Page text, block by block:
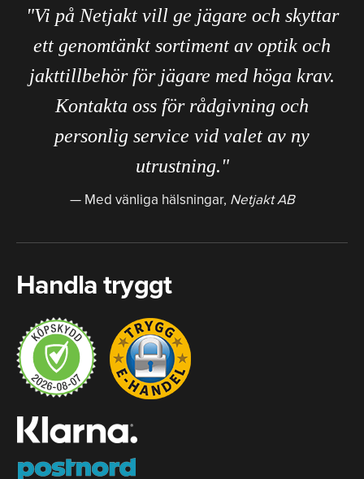
"Vi på Netjakt vill ge jägare och skyttar
ett genomtänkt sortiment av optik och
jakttillbehör för jägare med höga krav.
Kontakta oss för rådgivning och
personlig service vid valet av ny
utrustning."
Med vänliga hälsningar, Netjakt AB
Handla tryggt